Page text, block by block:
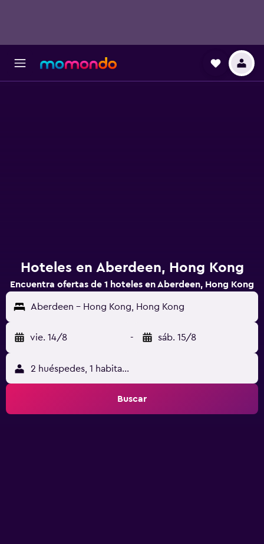
Hoteles en Aberdeen, Hong Kong
Encuentra ofertas de 1 hoteles en Aberdeen, Hong Kong
Aberdeen - Hong Kong, Hong Kong
vie. 14/8 - sáb. 15/8
2 huéspedes, 1 habitación
Buscar